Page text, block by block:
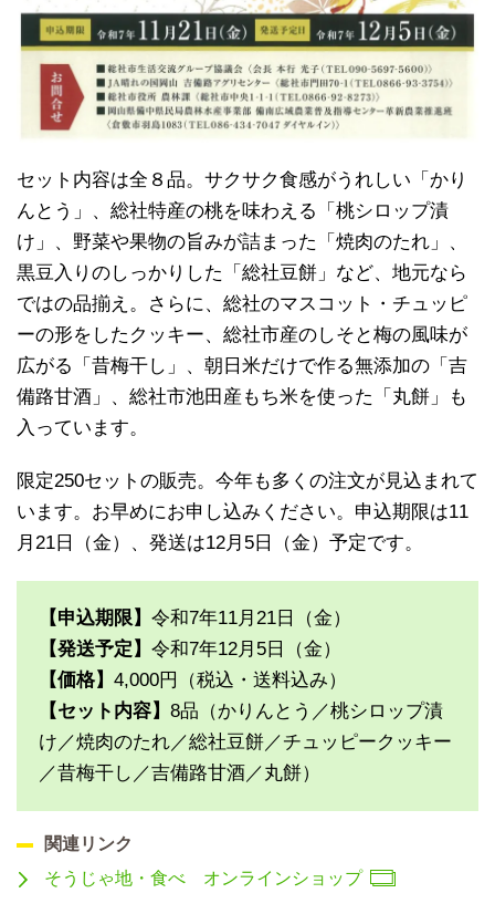
セット内容は全８品。サクサク食感がうれしい「かり
んとう」、総社特産の桃を味わえる「桃シロップ漬
け」、野菜や果物の旨みが詰まった「焼肉のたれ」、
黒豆入りのしっかりした「総社豆餅」など、地元なら
ではの品揃え。さらに、総社のマスコット・チュッピ
ーの形をしたクッキー、総社市産のしそと梅の風味が
広がる「昔梅干し」、朝日米だけで作る無添加の「吉
備路甘酒」、総社市池田産もち米を使った「丸餅」も
入っています。
限定250セットの販売。今年も多くの注文が見込まれて
います。お早めにお申し込みください。申込期限は11
月21日（金）、発送は12月5日（金）予定です。
【申込期限】 令和7年11月21日（金）
【発送予定】 令和7年12月5日（金）
【価格】 4,000円（税込・送料込み）
【セット内容】 8品（かりんとう／桃シロップ漬
け／焼肉のたれ／総社豆餅／チュッピークッキー
／昔梅干し／吉備路甘酒／丸餅）
関連リンク
そうじゃ地・食べ オンラインショップ